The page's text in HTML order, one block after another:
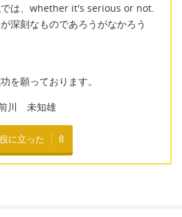
では、whether it's serious or not.
深刻なものであろうがなかろう
を願っております。
川 未知雄
役に立った 8